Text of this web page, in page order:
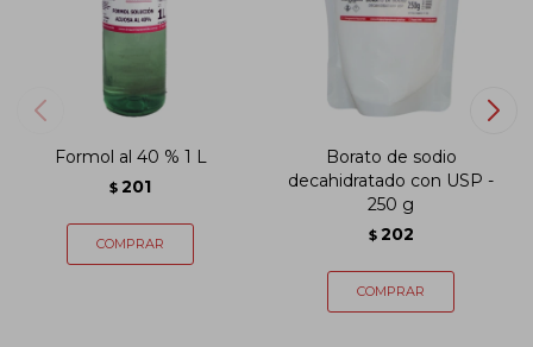
Formol al 40 % 1 L
$ 201
Borato de sodio
decahidratado con USP -
250 g
$ 202